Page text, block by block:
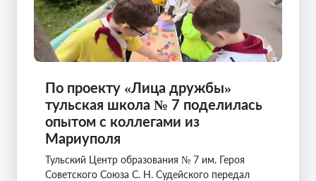
По проекту «Лица дружбы»
тульская школа № 7 поделилась
опытом с коллегами из
Мариуполя
Тульский Центр образования № 7 им. Героя
Советского Союза С. Н. Судейского передал